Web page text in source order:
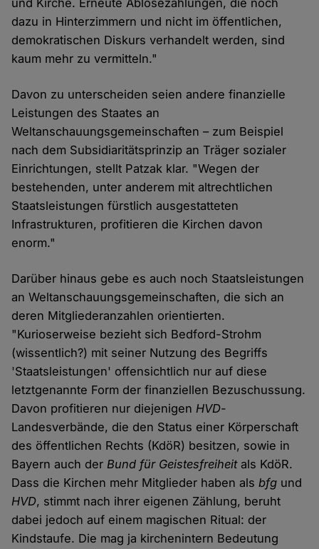
und Kirche. Erneute Ablösezahlungen, die noch
dazu in Hinterzimmern und nicht im öffentlichen,
demokratischen Diskurs verhandelt werden, sind
kaum mehr zu vermitteln."
Davon zu unterscheiden seien andere finanzielle
Leistungen des Staates an
Weltanschauungsgemeinschaften – zum Beispiel
nach dem Subsidiaritätsprinzip an Träger sozialer
Einrichtungen, stellt Patzak klar. "Wegen der
bestehenden, unter anderem mit altrechtlichen
Staatsleistungen fürstlich ausgestatteten
Infrastrukturen, profitieren die Kirchen davon
enorm."
Darüber hinaus gebe es auch noch Staatsleistungen
an Weltanschauungsgemeinschaften, die sich an
deren Mitgliederanzahlen orientierten.
"Kurioserweise bezieht sich Bedford-Strohm
(wissentlich?) mit seiner Nutzung des Begriffs
'Staatsleistungen' offensichtlich nur auf diese
letztgenannte Form der finanziellen Bezuschussung.
Davon profitieren nur diejenigenHVD-
Landesverbände, die den Status einer Körperschaft
des öffentlichen Rechts (KdöR) besitzen, sowie in
Bayern auch derBund für Geistesfreiheitals KdöR.
Dass die Kirchen mehr Mitglieder haben alsbfg und
HVD, stimmt nach ihrer eigenen Zählung, beruht
dabei jedoch auf einem magischen Ritual: der
Kindstaufe. Die mag ja kirchenintern Bedeutung